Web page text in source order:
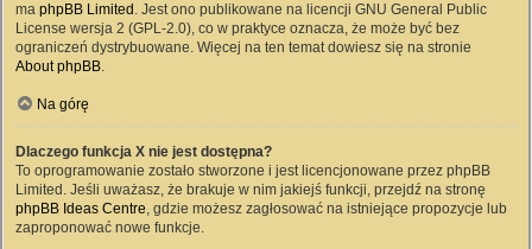
ma phpBB Limited . Jest ono publikowane na licencji GNU General Public
License wersja 2 (GPL-2.0), co w praktyce oznacza, że może być bez
ograniczeń dystrybuowane. Więcej na ten temat dowiesz się na stronie
About phpBB.
Na górę
Dlaczego funkcja X nie jest dostępna?
To oprogramowanie zostało stworzone i jest licencjonowane przez phpBB
Limited. Jeśli uważasz, że brakuje w nim jakiejś funkcji, przejdź na stronę
phpBB Ideas Centre, gdzie możesz zagłosować na istniejące propozycje lub
zaproponować nowe funkcje.